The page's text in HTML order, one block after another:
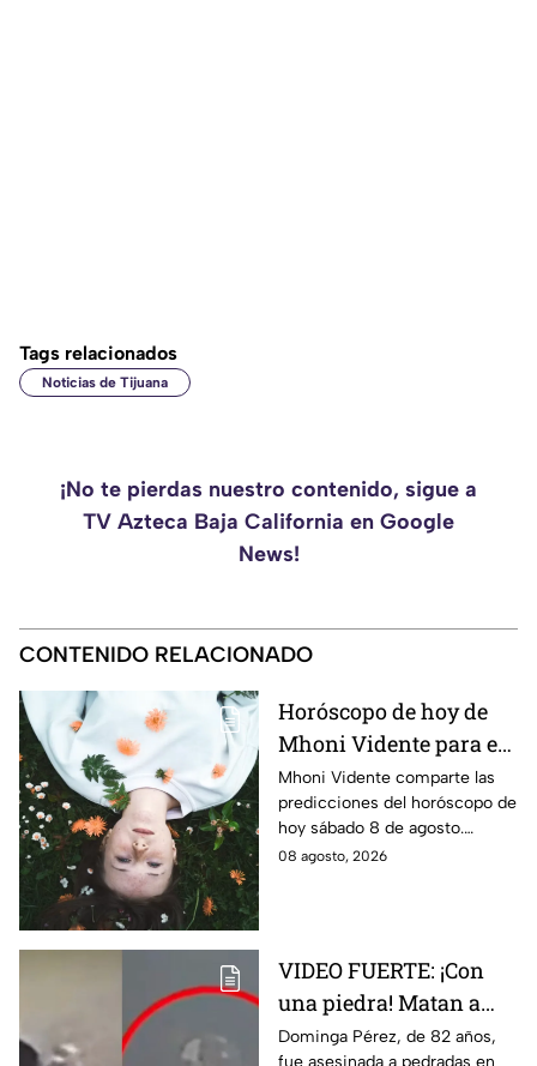
Tags relacionados
Noticias de Tijuana
¡No te pierdas nuestro contenido, sigue a
TV Azteca Baja California en Google
News!
CONTENIDO RELACIONADO
Horóscopo de hoy de
Mhoni Vidente para el
sábado 8 de agosto
¡Cierre de ciclo!
Mhoni Vidente comparte las
predicciones del horóscopo de
hoy sábado 8 de agosto.
Descubre qué signos vivirán
08 agosto, 2026
VIDEO FUERTE: ¡Con
una piedra! Matan a
vendedora de cemitas
Dominga Pérez, de 82 años,